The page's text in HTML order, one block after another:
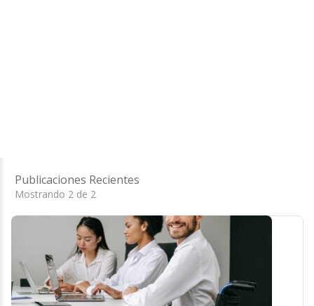
Publicaciones Recientes
Mostrando 2 de 2